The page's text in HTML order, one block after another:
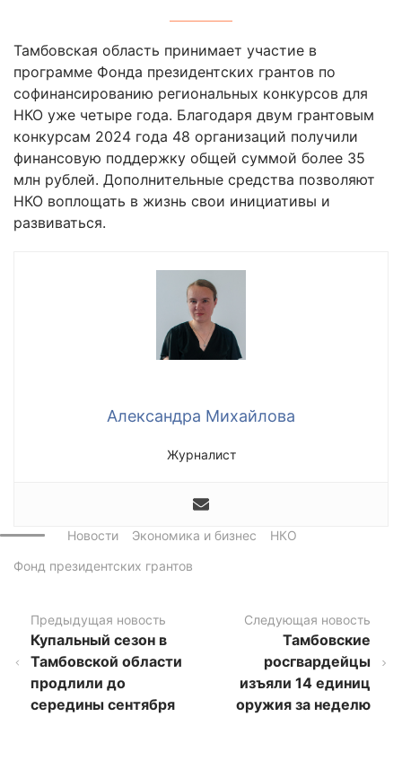
Тамбовская область принимает участие в
программе Фонда президентских грантов по
софинансированию региональных конкурсов для
НКО уже четыре года. Благодаря двум грантовым
конкурсам 2024 года 48 организаций получили
финансовую поддержку общей суммой более 35
млн рублей. Дополнительные средства позволяют
НКО воплощать в жизнь свои инициативы и
развиваться.
Александра Михайлова
Журналист
Новости Экономика и бизнес
НКО
Фонд президентских грантов
Предыдущая новость
Купальный сезон в
Тамбовской области
продлили до
середины сентября
Следующая новость
Тамбовские
росгвардейцы
изъяли 14 единиц
оружия за неделю